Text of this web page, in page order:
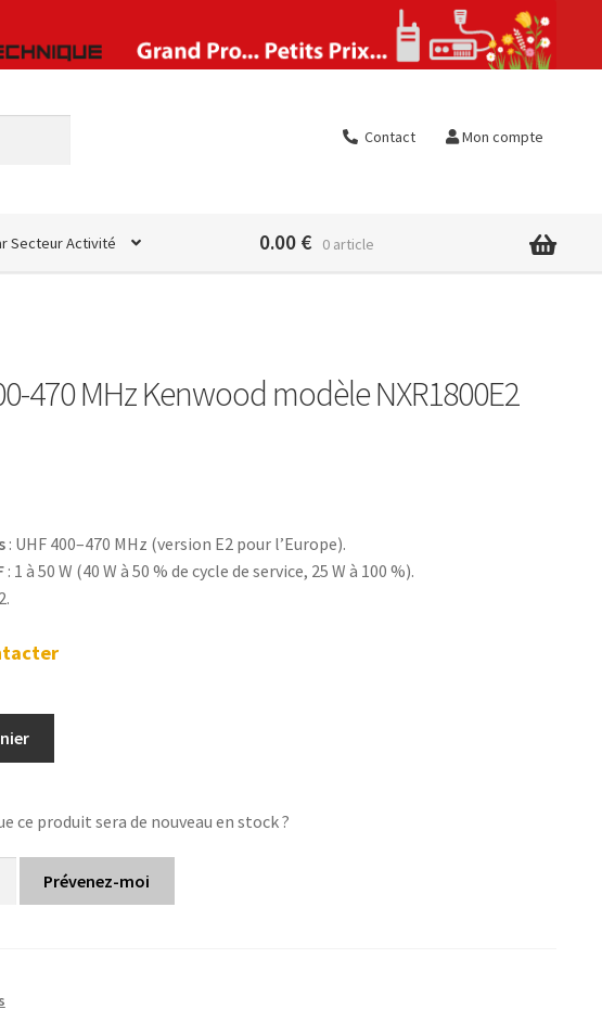
Contact Mon compte
Secteur Activité 0.00 € 0 article
470 MHz Kenwood modèle NXR1800E2
: UHF 400–470 MHz (version E2 pour l’Europe).
: 1 à 50 W (40 W à 50 % de cycle de service, 25 W à 100 %).
ce produit sera de nouveau en stock ?
Prévenez-moi